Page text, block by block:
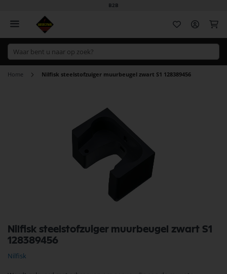
B2B
Home Nilfisk steelstofzuiger muurbeugel zwart S1 128389456
Nilfisk steelstofzuiger muurbeugel zwart S1
128389456
Nilfisk
naar
het
van